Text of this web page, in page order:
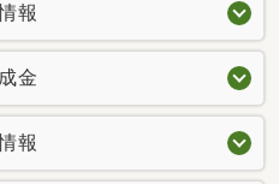
報
金
報